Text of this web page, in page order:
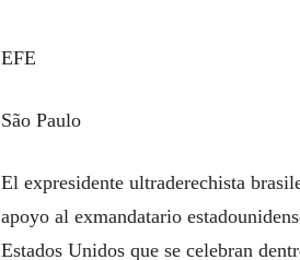
EFE
São Paulo
El expresidente ultraderechista
apoyo al exmandatario
Estados Unidos que se celebran